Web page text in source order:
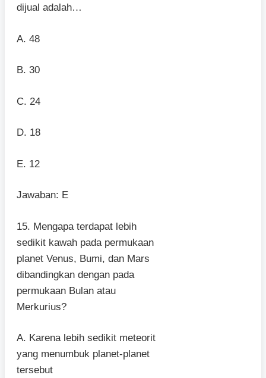
dijual adalah…
A. 48
B. 30
C. 24
D. 18
E. 12
Jawaban: E
15. Mengapa terdapat lebih
sedikit kawah pada permukaan
planet Venus, Bumi, dan Mars
dibandingkan dengan pada
permukaan Bulan atau
Merkurius?
A. Karena lebih sedikit meteorit
yang menumbuk planet-planet
tersebut